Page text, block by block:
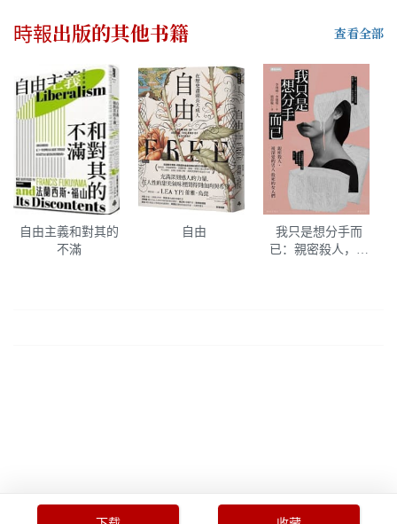
時報出版的其他书籍 查看全部
自由主義和對其的
不滿
自由
我只是想分手而
已：親密殺人，被